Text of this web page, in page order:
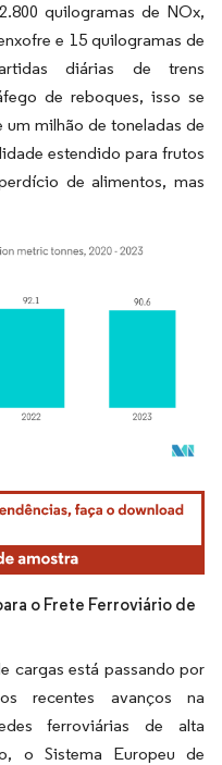
quilogramas de NOx,
e 15 quilogramas de
diárias de trens
de reboques, isso se
milhão de toneladas de
estendido para frutos
de alimentos, mas
atribuição conforme CC BY 4.0.
o Frete Ferroviário de
cargas está passando por
recentes avanços na
ferroviárias de alta
o Sistema Europeu de